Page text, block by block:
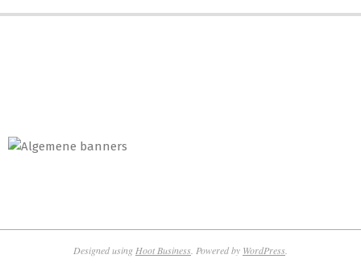
Designed using Hoot Business . Powered by WordPress